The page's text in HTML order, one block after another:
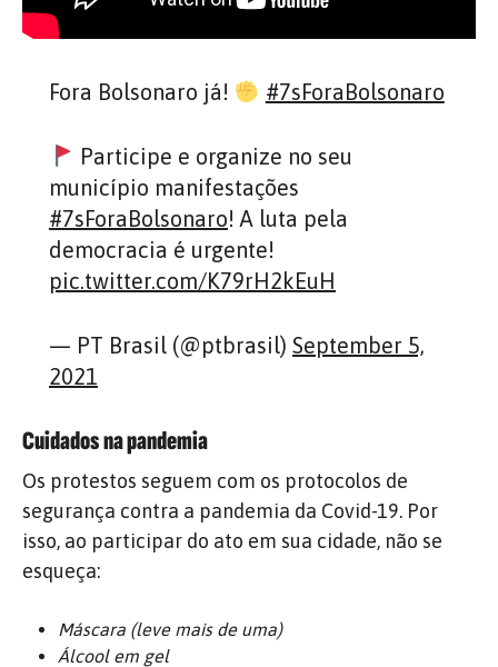
Fora Bolsonaro já! #7sForaBolsonaro
Participe e organize no seu
município manifestações
#7sForaBolsonaro! A luta pela
democracia é urgente!
pic.twitter.com/K79rH2kEuH
— PT Brasil (@ptbrasil) September 5,
2021
Cuidados na pandemia
Os protestos seguem com os protocolos de
segurança contra a pandemia da Covid-19. Por
isso, ao participar do ato em sua cidade, não se
esqueça:
Máscara (leve mais de uma)
Álcool em gel